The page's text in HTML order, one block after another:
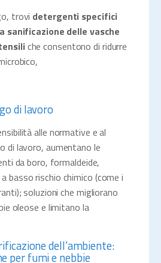
trovi detergenti specifici
sanificazione delle vasche
che consentono di ridurre
di lavoro
alle normative e al
di lavoro, aumentano le
da boro, formaldeide,
basso rischio chimico (come i
soluzioni che migliorano
oleose e limitano la
dell’ambiente:
per fumi e nebbie